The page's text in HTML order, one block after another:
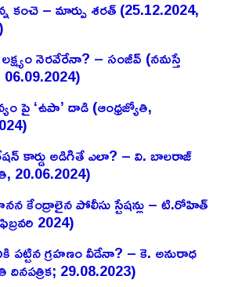
కంచె – మార్పు శరత్ (25.12.2024,
నెరవేరేనా? – సంజీవ్ (నమస్తే
పై ‘ఉపా’ దాడి (ఆంధ్రజ్యోతి,
కార్డు అడిగితే ఎలా? – వి. బాలరాజ్‌
20.06.2024)
కేంద్రాలైన పోలీసు స్టేషన్లు – టి.రోహిత్
2024)
పట్టిన గ్రహణం వీడేనా? – కె. అనురాధ
దినపత్రిక; 29.08.2023)